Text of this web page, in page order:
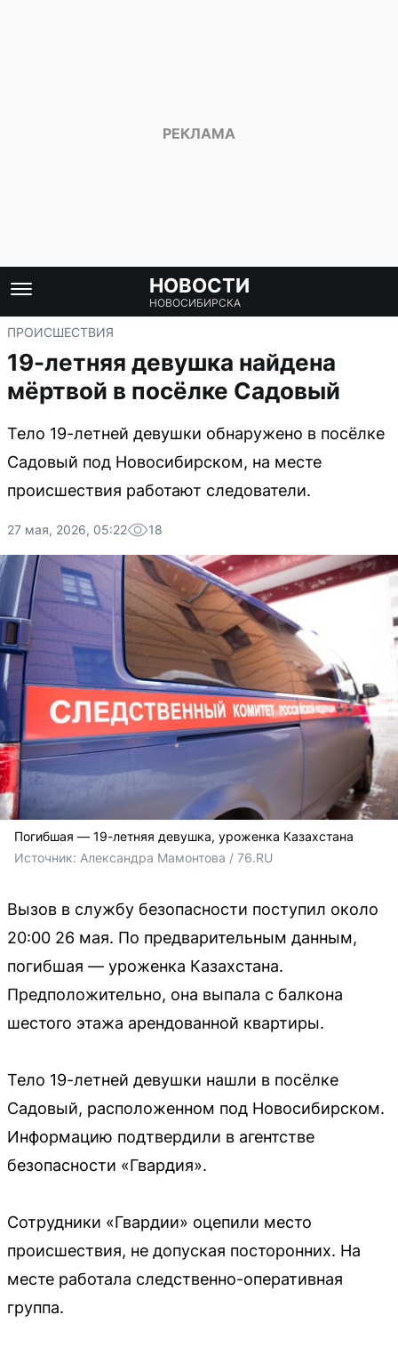
НОВОСТИ
НОВОСИБИРСКА
ПРОИСШЕСТВИЯ
19-летняя девушка найдена
мёртвой в посёлке Садовый
Тело 19-летней девушки обнаружено в посёлке
Садовый под Новосибирском, на месте
происшествия работают следователи.
27 мая, 2026, 05:22 18
Погибшая — 19-летняя девушка, уроженка Казахстана
Источник: Александра Мамонтова / 76.RU
Вызов в службу безопасности поступил около
20:00 26 мая. По предварительным данным,
погибшая — уроженка Казахстана.
Предположительно, она выпала с балкона
шестого этажа арендованной квартиры.
Тело 19-летней девушки нашли в посёлке
Садовый, расположенном под Новосибирском.
Информацию подтвердили в агентстве
безопасности «Гвардия».
Сотрудники «Гвардии» оцепили место
происшествия, не допуская посторонних. На
месте работала следственно-оперативная
группа.